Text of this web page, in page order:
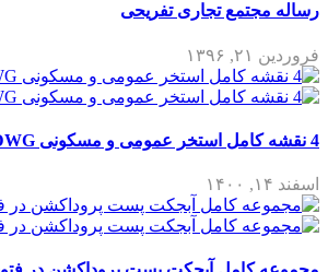
رساله مجتمع تجاری تفریحی
فروردین ۲۱, ۱۳۹۶
4 نقشه کامل استخر عمومی و مسکونی DWG
اسفند ۱۴, ۱۴۰۰